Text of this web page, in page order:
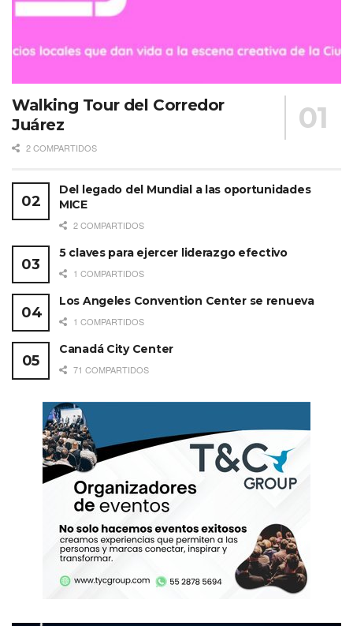
Walking Tour del Corredor
Juárez
2 COMPARTIDOS
Del legado del Mundial a las oportunidades
MICE
2 COMPARTIDOS
5 claves para ejercer liderazgo efectivo
1 COMPARTIDOS
Los Angeles Convention Center se renueva
1 COMPARTIDOS
Canadá City Center
71 COMPARTIDOS